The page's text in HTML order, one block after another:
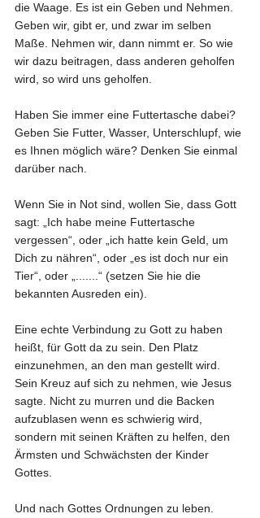
die Waage. Es ist ein Geben und Nehmen.
Geben wir, gibt er, und zwar im selben
Maße. Nehmen wir, dann nimmt er. So wie
wir dazu beitragen, dass anderen geholfen
wird, so wird uns geholfen.
Haben Sie immer eine Futtertasche dabei?
Geben Sie Futter, Wasser, Unterschlupf, wie
es Ihnen möglich wäre? Denken Sie einmal
darüber nach.
Wenn Sie in Not sind, wollen Sie, dass Gott
sagt: „Ich habe meine Futtertasche
vergessen“, oder „ich hatte kein Geld, um
Dich zu nähren“, oder „es ist doch nur ein
Tier“, oder „.......“ (setzen Sie hie die
bekannten Ausreden ein).
Eine echte Verbindung zu Gott zu haben
heißt, für Gott da zu sein. Den Platz
einzunehmen, an den man gestellt wird.
Sein Kreuz auf sich zu nehmen, wie Jesus
sagte. Nicht zu murren und die Backen
aufzublasen wenn es schwierig wird,
sondern mit seinen Kräften zu helfen, den
Ärmsten und Schwächsten der Kinder
Gottes.
Und nach Gottes Ordnungen zu leben.